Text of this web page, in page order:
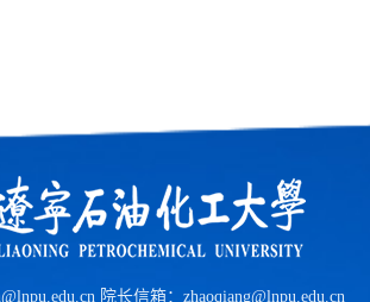
院长信箱：zhaoqiang@lnpu.edu.cn